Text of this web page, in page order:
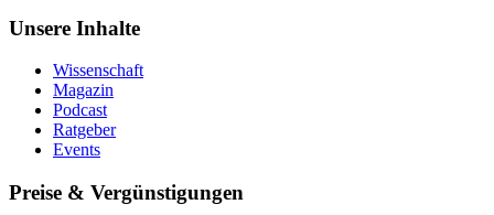
Unsere Inhalte
Wissenschaft
Magazin
Podcast
Ratgeber
Events
Preise & Vergünstigungen